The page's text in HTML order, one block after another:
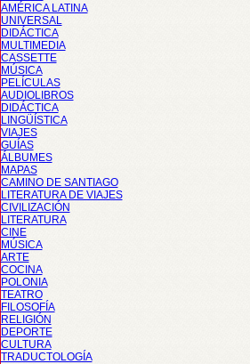
AMÉRICA LATINA
UNIVERSAL
DIDÁCTICA
MULTIMEDIA
CASSETTE
MÚSICA
PELÍCULAS
AUDIOLIBROS
DIDÁCTICA
LINGÜÍSTICA
VIAJES
GUÍAS
ÁLBUMES
MAPAS
CAMINO DE SANTIAGO
LITERATURA DE VIAJES
CIVILIZACIÓN
LITERATURA
CINE
MÚSICA
ARTE
COCINA
POLONIA
TEATRO
FILOSOFÍA
RELIGIÓN
DEPORTE
CULTURA
TRADUCTOLOGÍA